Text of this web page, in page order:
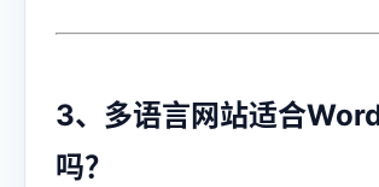
3、多语言网站适合
吗？